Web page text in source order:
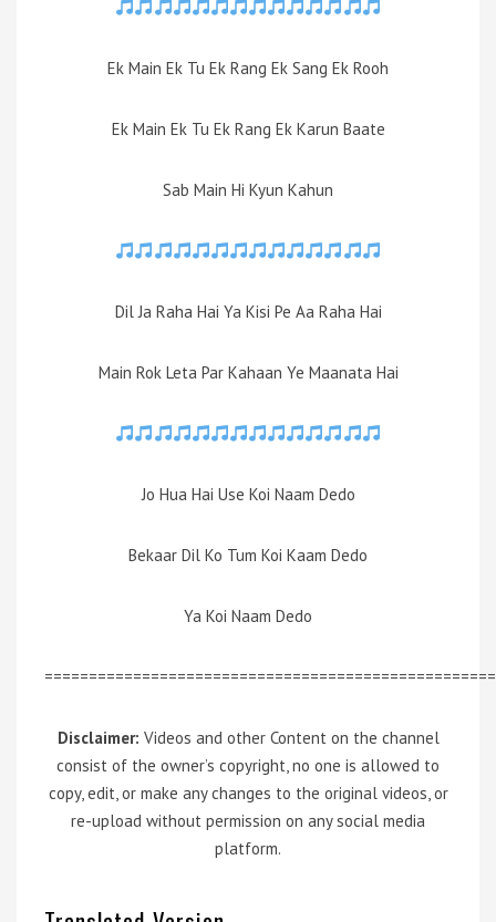
Ek Main Ek Tu Ek Rang Ek Sang Ek Rooh
Ek Main Ek Tu Ek Rang Ek Karun Baate
Sab Main Hi Kyun Kahun
Dil Ja Raha Hai Ya Kisi Pe Aa Raha Hai
Main Rok Leta Par Kahaan Ye Maanata Hai
Jo Hua Hai Use Koi Naam Dedo
Bekaar Dil Ko Tum Koi Kaam Dedo
Ya Koi Naam Dedo
Disclaimer: Videos and other Content on the channel
consist of the owner’s copyright, no one is allowed to
copy, edit, or make any changes to the original videos, or
re-upload without permission on any social media
platform.